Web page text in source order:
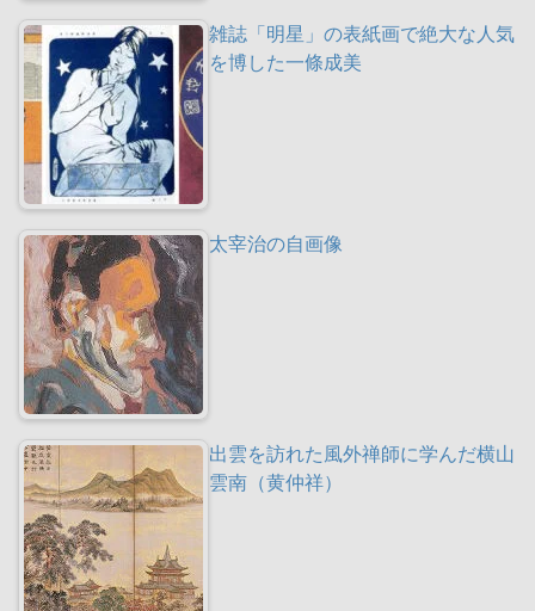
雑誌「明星」の表紙画で絶大な人気
を博した一條成美
太宰治の自画像
出雲を訪れた風外禅師に学んだ横山
雲南（黄仲祥）